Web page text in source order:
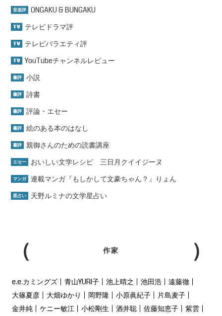
音楽評 ONGAKU & BUNGAKU
TV テレビドラマ評
TV テレビバラエティ評
TV YouTubeチャンネルレビュー
書評 小説
書評 詩書
書評 評論・エセー
書評 絵のある本のはなし
書評 親御さんのための読書講座
エセー おいしい文学レシピ 三日月クイイジーヌ
マンガ 連載マンガ『もしかして文豪ちゃん？』りょん
星占い 天野ルミナの文学星占い
作家
e.e.カミングズ 青山YURI子 池上晴之 池田浩
遠藤徹
大篠夏彦
大畑ゆかり 岡野隆 小原眞紀子
片島麦子
金井純
ケニー敏江 小松剛生 酒井聡 佐藤知恵子
紫雲